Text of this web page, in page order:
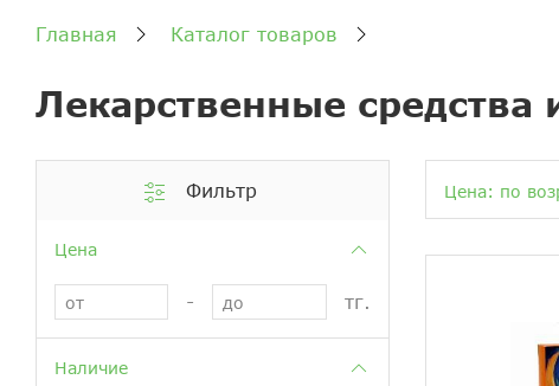
Главная Каталог товаров
Лекарственные средства
Фильтр
Цена
- тг.
Наличие
Цена: по